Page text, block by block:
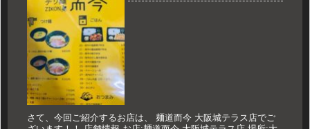
さて、今回ご紹介するお店は、 麺道而今 大阪城テラス店でご